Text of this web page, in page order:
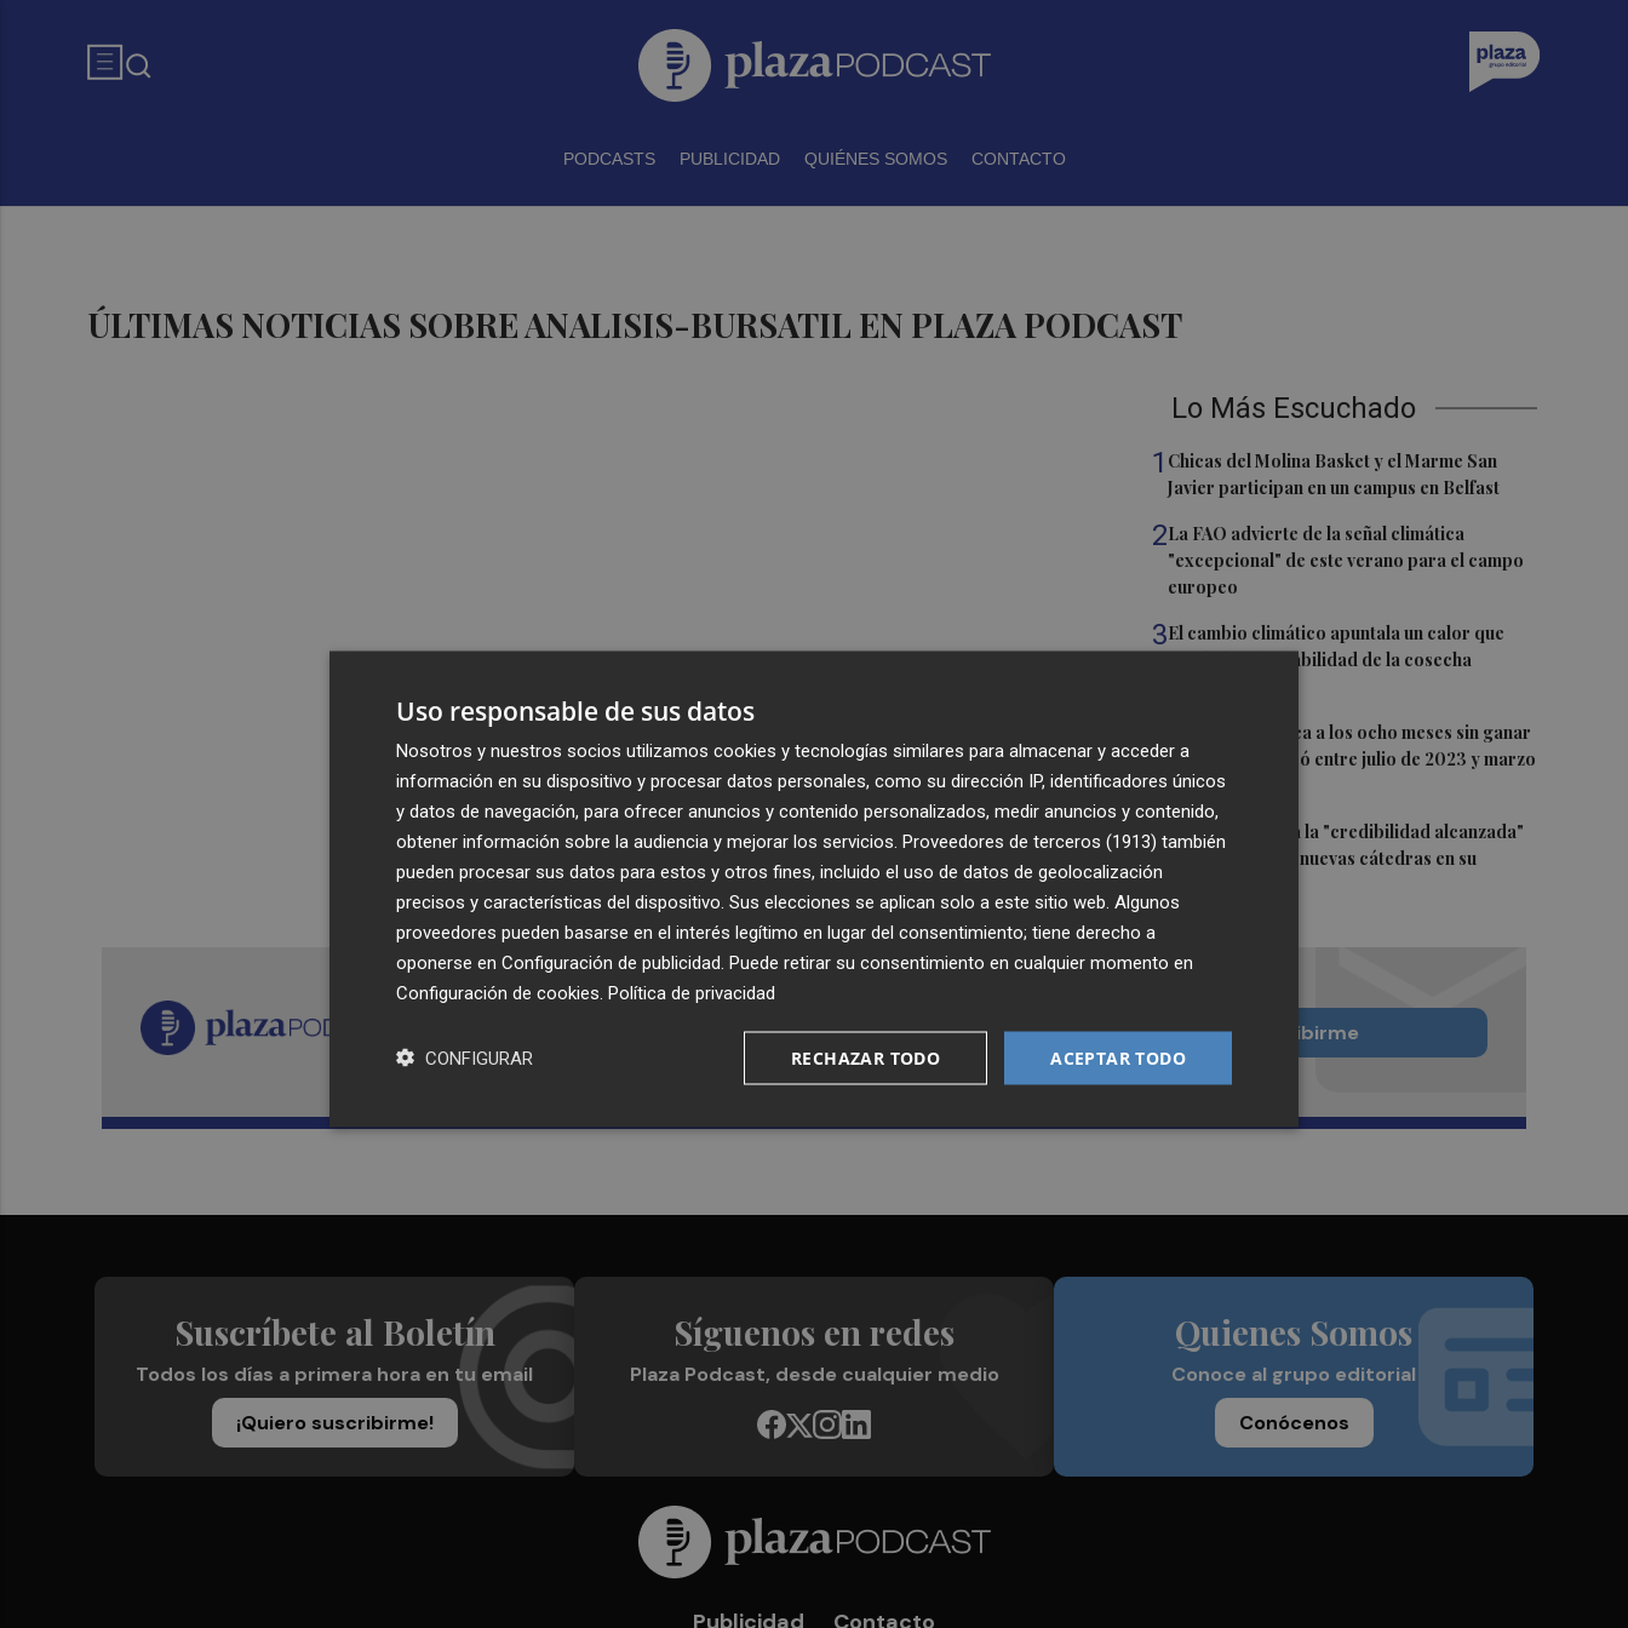
PODCASTS PUBLICIDAD QUIÉNES SOMOS CONTACTO
ÚLTIMAS NOTICIAS SOBRE ANALISIS-BURSATIL EN PLAZA PODCAST
Lo Más Escuchado
1 Chicas del Molina Basket y el Marme San
Javier participan en un campus en Belfast
2La FAO advierte de la señal climática
"excepcional" de este verano para el campo
europeo
3El cambio climático apuntala un calor que
revela la vulnerabilidad de la cosecha
Alcaraz se acerca a los ocho meses sin ganar
un título que pasó entre julio de 2023 y marzo
de 2024
5 El CACV destaca la "credibilidad alcanzada"
y la creación de nuevas cátedras en su
Recibe toda la actualidad de
Plaza Podcast en tu correo
Quiero suscribirme
Suscríbete al Boletín
Todos los días a primera hora en tu email
¡Quiero suscribirme!
Síguenos en redes
Plaza Podcast, desde cualquier medio
Quienes Somos
Conoce al grupo editorial
Conócenos
Publicidad Contacto
Uso responsable de sus datos
Nosotros y nuestros socios utilizamos cookies y tecnologías similares para almacenar y acceder a
información en su dispositivo y procesar datos personales, como su dirección IP, identificadores únicos
y datos de navegación, para ofrecer anuncios y contenido personalizados, medir anuncios y contenido,
obtener información sobre la audiencia y mejorar los servicios. Proveedores de terceros (1913) también
pueden procesar sus datos para estos y otros fines, incluido el uso de datos de geolocalización
precisos y características del dispositivo. Sus elecciones se aplican solo a este sitio web. Algunos
proveedores pueden basarse en el interés legítimo en lugar del consentimiento; tiene derecho a
oponerse en Configuración de publicidad . Puede retirar su consentimiento en cualquier momento en
Configuración de cookies Política de privacidad
ACEPTAR TODO
RECHAZAR TODO
CONFIGURAR